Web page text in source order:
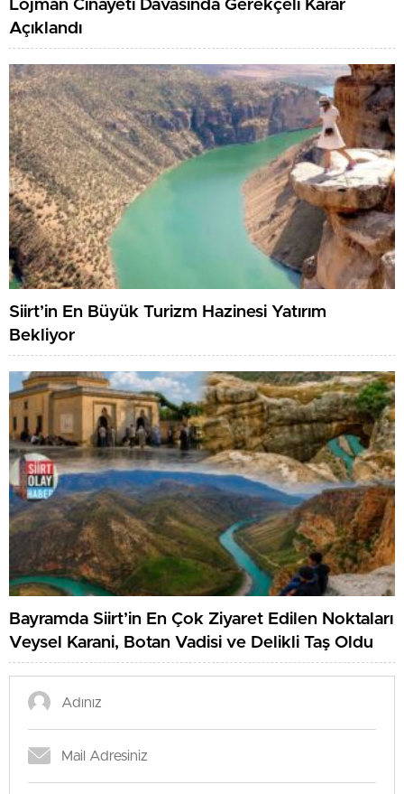
Lojman Cinayeti Davasında Gerekçeli Karar
Açıklandı
Siirt’in En Büyük Turizm Hazinesi Yatırım
Bekliyor
Bayramda Siirt’in En Çok Ziyaret Edilen Noktaları
Veysel Karani, Botan Vadisi ve Delikli Taş Oldu